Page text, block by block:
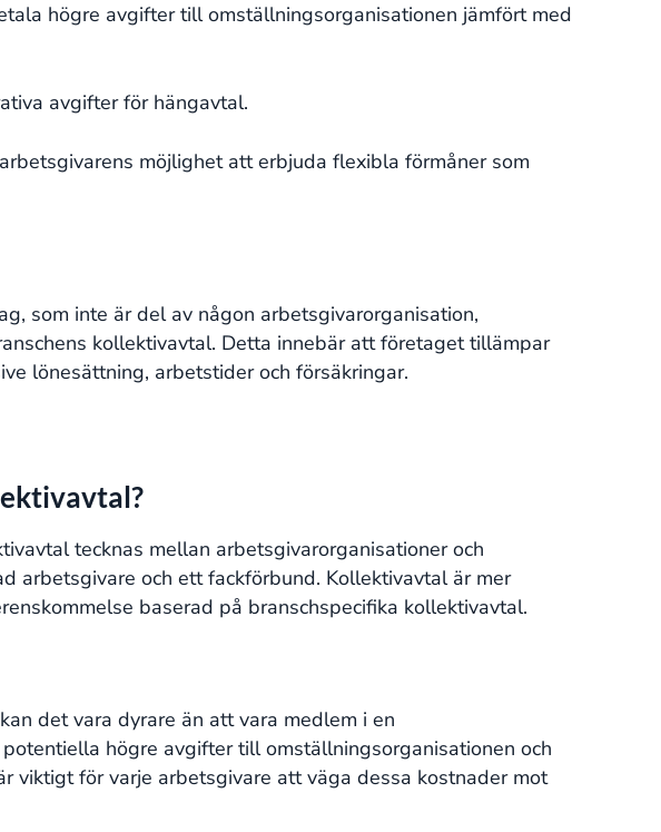
högre avgifter till omställningsorganisationen jämfört med
avgifter för hängavtal.
möjlighet att erbjuda flexibla förmåner som
som inte är del av någon arbetsgivarorganisation,
kollektivavtal. Detta innebär att företaget tillämpar
lönesättning, arbetstider och försäkringar.
tecknas mellan arbetsgivarorganisationer och
arbetsgivare och ett fackförbund. Kollektivavtal är mer
baserad på branschspecifika kollektivavtal.
det vara dyrare än att vara medlem i en
högre avgifter till omställningsorganisationen och
viktigt för varje arbetsgivare att väga dessa kostnader mot